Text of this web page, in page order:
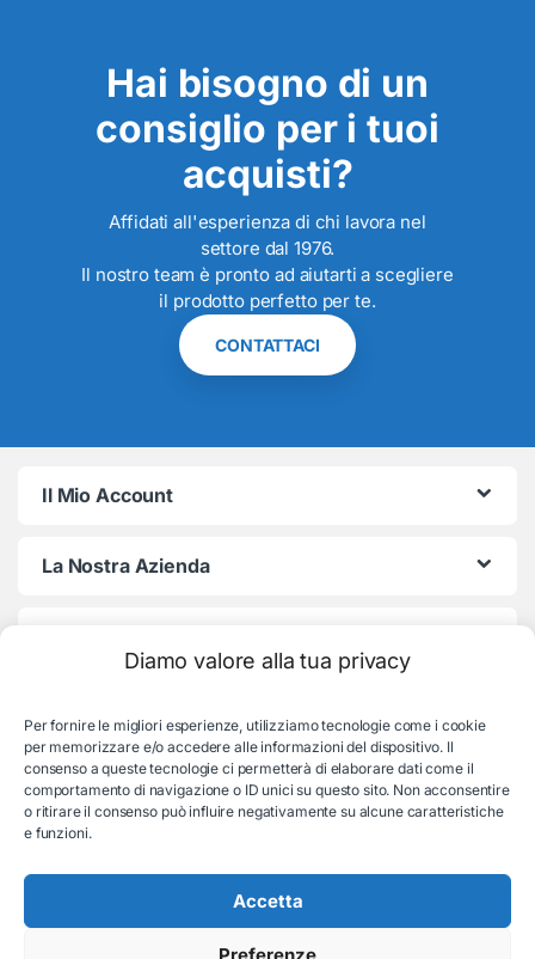
Diamo valore alla tua privacy
Per fornire le migliori esperienze, utilizziamo tecnologie come i cookie
per memorizzare e/o accedere alle informazioni del dispositivo. Il
consenso a queste tecnologie ci permetterà di elaborare dati come il
comportamento di navigazione o ID unici su questo sito. Non acconsentire
o ritirare il consenso può influire negativamente su alcune caratteristiche
e funzioni.
Accetta
Preferenze
Hai bisogno di un
consiglio per i tuoi
acquisti?
Affidati all'esperienza di chi lavora nel
settore dal 1976.
Il nostro team è pronto ad aiutarti a scegliere
il prodotto perfetto per te.
CONTATTACI
Il Mio Account
La Nostra Azienda
035-19831192